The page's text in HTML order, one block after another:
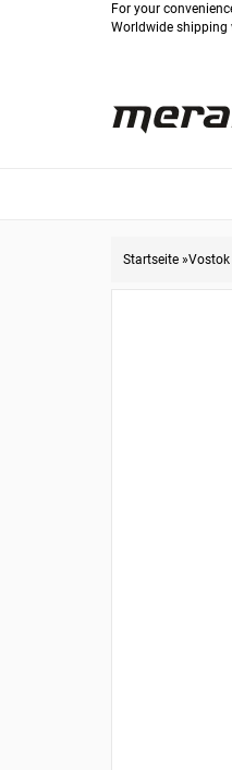
For your
Worldwide shipping
Startseite »Vostok